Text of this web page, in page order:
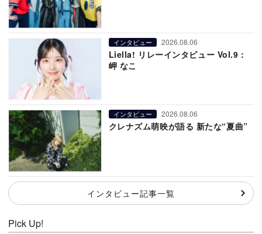
インタビュー 2026.08.06
Liella! リレーインタビュー Vol.9：
岬 なこ
インタビュー 2026.08.06
クレナズム萌映が語る 新たな“夏曲”
インタビュー記事一覧
Pick Up!